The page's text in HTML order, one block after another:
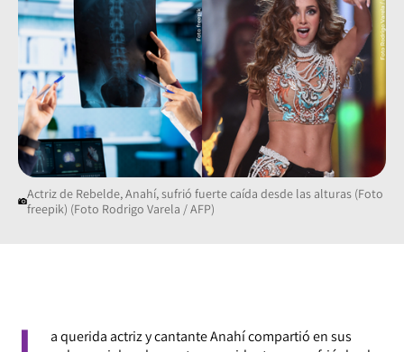
Actriz de Rebelde, Anahí, sufrió fuerte caída desde las alturas (Foto
freepik) (Foto Rodrigo Varela / AFP)
a querida actriz y cantante Anahí compartió en sus